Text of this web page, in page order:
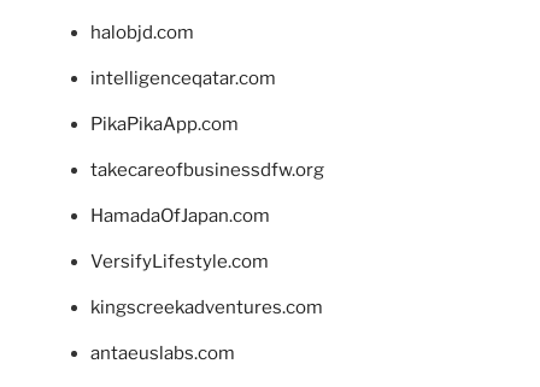
halobjd.com
intelligenceqatar.com
PikaPikaApp.com
takecareofbusinessdfw.org
HamadaOfJapan.com
VersifyLifestyle.com
kingscreekadventures.com
antaeuslabs.com